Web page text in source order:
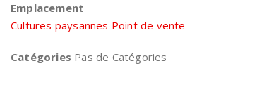
Emplacement
Cultures paysannes Point de vente
Catégories Pas de Catégories